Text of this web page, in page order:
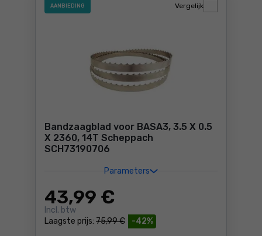
AANBIEDING
Bandzaagblad voor BASA3, 3.5 X 0.5
X 2360, 14T Scheppach
SCH73190706
Parameters
-42%
Laagste prijs: 75,99 €
43,99 €
Incl. btw
Vergelijk